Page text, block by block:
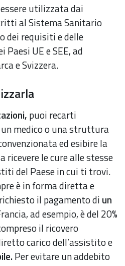
utilizzata dai
al Sistema Sanitario
dei requisiti e delle
UE e SEE, ad
e Svizzera.
puoi recarti
medico o una struttura
ed esibire la
ricevere le cure alle stesse
del Paese in cui ti trovi.
è in forma diretta e
il pagamento di un
ad esempio, è del 20%
il ricovero
carico dell’assistito e
Per evitare un addebito